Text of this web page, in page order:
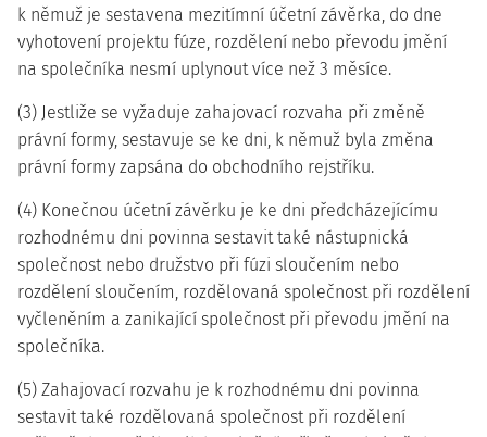
k němuž je sestavena mezitímní účetní závěrka, do dne
vyhotovení projektu fúze, rozdělení nebo převodu jmění
na společníka nesmí uplynout více než 3 měsíce.
(3) Jestliže se vyžaduje zahajovací rozvaha při změně
právní formy, sestavuje se ke dni, k němuž byla změna
právní formy zapsána do obchodního rejstříku.
(4) Konečnou účetní závěrku je ke dni předcházejícímu
rozhodnému dni povinna sestavit také nástupnická
společnost nebo družstvo při fúzi sloučením nebo
rozdělení sloučením, rozdělovaná společnost při rozdělení
vyčleněním a zanikající společnost při převodu jmění na
společníka.
(5) Zahajovací rozvahu je k rozhodnému dni povinna
sestavit také rozdělovaná společnost při rozdělení